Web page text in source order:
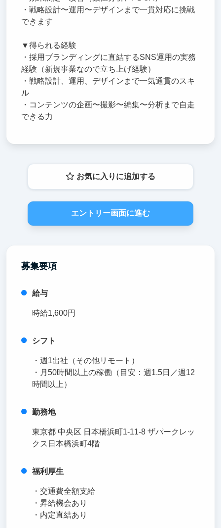
・戦略設計〜運用〜デザインまで一貫対応に挑戦
できます
▼得られる経験
・採用ブランディングに直結するSNS運用の実務
経験（新規事業なので立ち上げ経験）
・戦略設計、運用、デザインまで一気通貫のスキ
ル
・コンテンツの企画〜撮影〜編集〜分析まで自走
できる力
お気に入りに追加する
エントリー画面に進む
募集要項
給与
時給1,600円
シフト
・週1出社（その他リモート）
・月50時間以上の稼働（目安：週1.5日／週12
時間以上）
勤務地
東京都 中央区 日本橋浜町1-11-8 ザパークレッ
クス日本橋浜町4階
福利厚生
・交通費全額支給
・昇給機会あり
・内定直結あり